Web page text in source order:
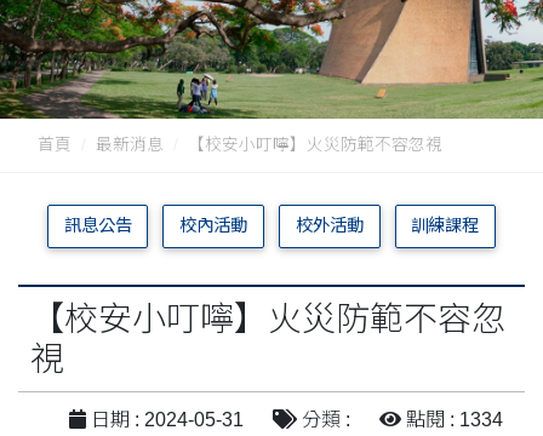
首頁 最新消息 【校安小叮嚀】火災防範不容忽視
訊息公告 校內活動 校外活動 訓練課程
【校安小叮嚀】火災防範不容忽
視
日期 : 2024-05-31 分類 : 點閱 : 1334